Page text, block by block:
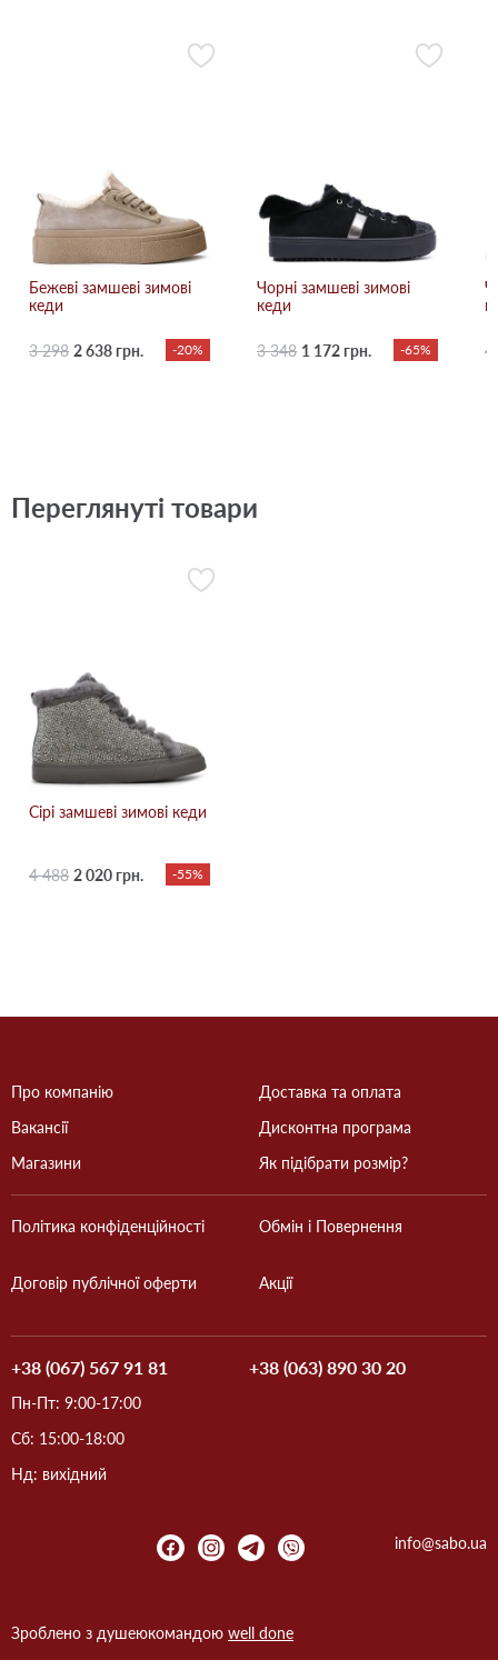
Бежевi замшеві зимові
кеди
3 298 2 638 грн. -20%
Чорні замшеві зимові
кеди
3 348 1 172 грн. -65% 4
Переглянуті товари
Сірі замшеві зимові кеди
4 488 2 020 грн. -55%
Про компанію
Вакансії
Магазини
Доставка та оплата
Дисконтна програма
Як підібрати розмір?
Політика конфіденційності
Договір публічної оферти
Обмін і Повернення
Акції
+38 (067) 567 91 81 +38 (063) 890 30 20
Пн-Пт: 9:00-17:00
Сб: 15:00-18:00
Нд: вихідний
info@sabo.ua
Зроблено з душеюкомандою well done